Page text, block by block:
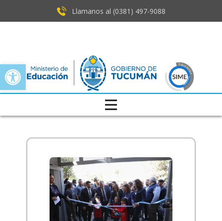
Open toolbar
Llamanos al (0381) ​497-9088